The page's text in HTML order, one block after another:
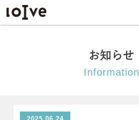
お知らせ
Information